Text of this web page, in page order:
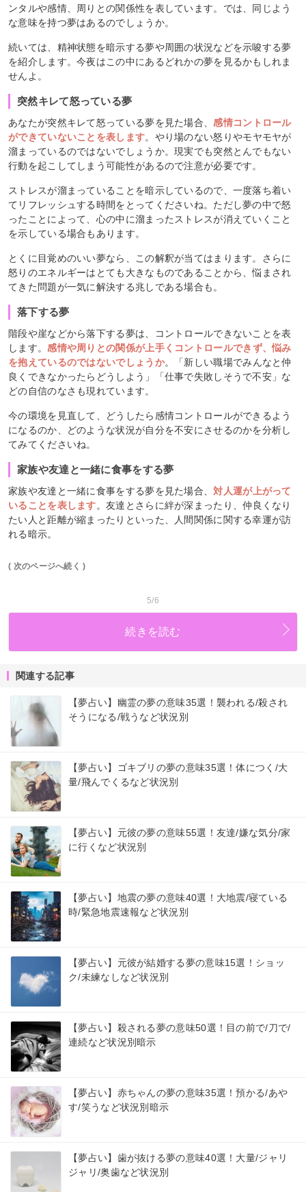
ンタルや感情、周りとの関係性を表しています。では、同じよう
な意味を持つ夢はあるのでしょうか。
続いては、精神状態を暗示する夢や周囲の状況などを示唆する夢
を紹介します。今夜はこの中にあるどれかの夢を見るかもしれま
せんよ。
突然キレて怒っている夢
あなたが突然キレて怒っている夢を見た場合、感情コントロール
ができていないことを表します。やり場のない怒りやモヤモヤが
溜まっているのではないでしょうか。現実でも突然とんでもない
行動を起こしてしまう可能性があるので注意が必要です。
ストレスが溜まっていることを暗示しているので、一度落ち着い
てリフレッシュする時間をとってくださいね。ただし夢の中で怒
ったことによって、心の中に溜まったストレスが消えていくこと
を示している場合もあります。
とくに目覚めのいい夢なら、この解釈が当てはまります。さらに
怒りのエネルギーはとても大きなものであることから、悩まされ
てきた問題が一気に解決する兆しである場合も。
落下する夢
階段や崖などから落下する夢は、コントロールできないことを表
します。感情や周りとの関係が上手くコントロールできず、悩み
を抱えているのではないでしょうか。「新しい職場でみんなと仲
良くできなかったらどうしよう」「仕事で失敗しそうで不安」な
どの自信のなさも現れています。
今の環境を見直して、どうしたら感情コントロールができるよう
になるのか、どのような状況が自分を不安にさせるのかを分析し
てみてくださいね。
家族や友達と一緒に食事をする夢
家族や友達と一緒に食事をする夢を見た場合、対人運が上がって
いることを表します。友達とさらに絆が深まったり、仲良くなり
たい人と距離が縮まったりといった、人間関係に関する幸運が訪
れる暗示。
( 次のページへ続く )
5/6
続きを読む
関連する記事
【夢占い】幽霊の夢の意味35選！襲われる/殺され
そうになる/戦うなど状況別
【夢占い】ゴキブリの夢の意味35選！体につく/大
量/飛んでくるなど状況別
【夢占い】元彼の夢の意味55選！友達/嫌な気分/家
に行くなど状況別
【夢占い】地震の夢の意味40選！大地震/寝ている
時/緊急地震速報など状況別
【夢占い】元彼が結婚する夢の意味15選！ショッ
ク/未練なしなど状況別
【夢占い】殺される夢の意味50選！目の前で/刀で/
連続など状況別暗示
【夢占い】赤ちゃんの夢の意味35選！預かる/あや
す/笑うなど状況別暗示
【夢占い】歯が抜ける夢の意味40選！大量/ジャリ
ジャリ/奥歯など状況別